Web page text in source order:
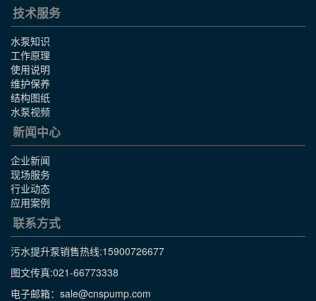
技术服务
水泵知识
工作原理
使用说明
维护保养
结构图纸
水泵视频
新闻中心
企业新闻
现场服务
行业动态
应用案例
联系方式
污水提升泵销售热线:15900726677
图文传真:021-66773338
电子邮箱：sale@cnspump.com